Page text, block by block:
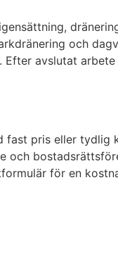
och
avslutat
pris eller tydlig
för en